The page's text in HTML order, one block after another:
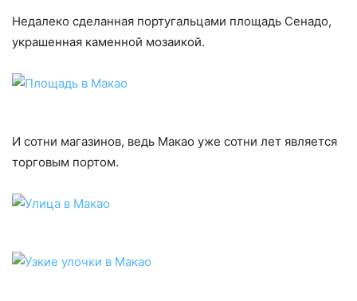
Недалеко сделанная португальцами площадь Сенадо,
украшенная каменной мозаикой.
И сотни магазинов, ведь Макао уже сотни лет является
торговым портом.